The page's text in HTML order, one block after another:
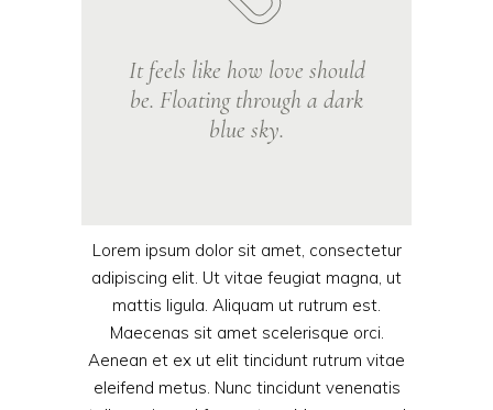
It feels like how love should
be. Floating through a dark
blue sky.
Lorem ipsum dolor sit amet, consectetur
adipiscing elit. Ut vitae feugiat magna, ut
mattis ligula. Aliquam ut rutrum est.
Maecenas sit amet scelerisque orci.
Aenean et ex ut elit tincidunt rutrum vitae
eleifend metus. Nunc tincidunt venenatis